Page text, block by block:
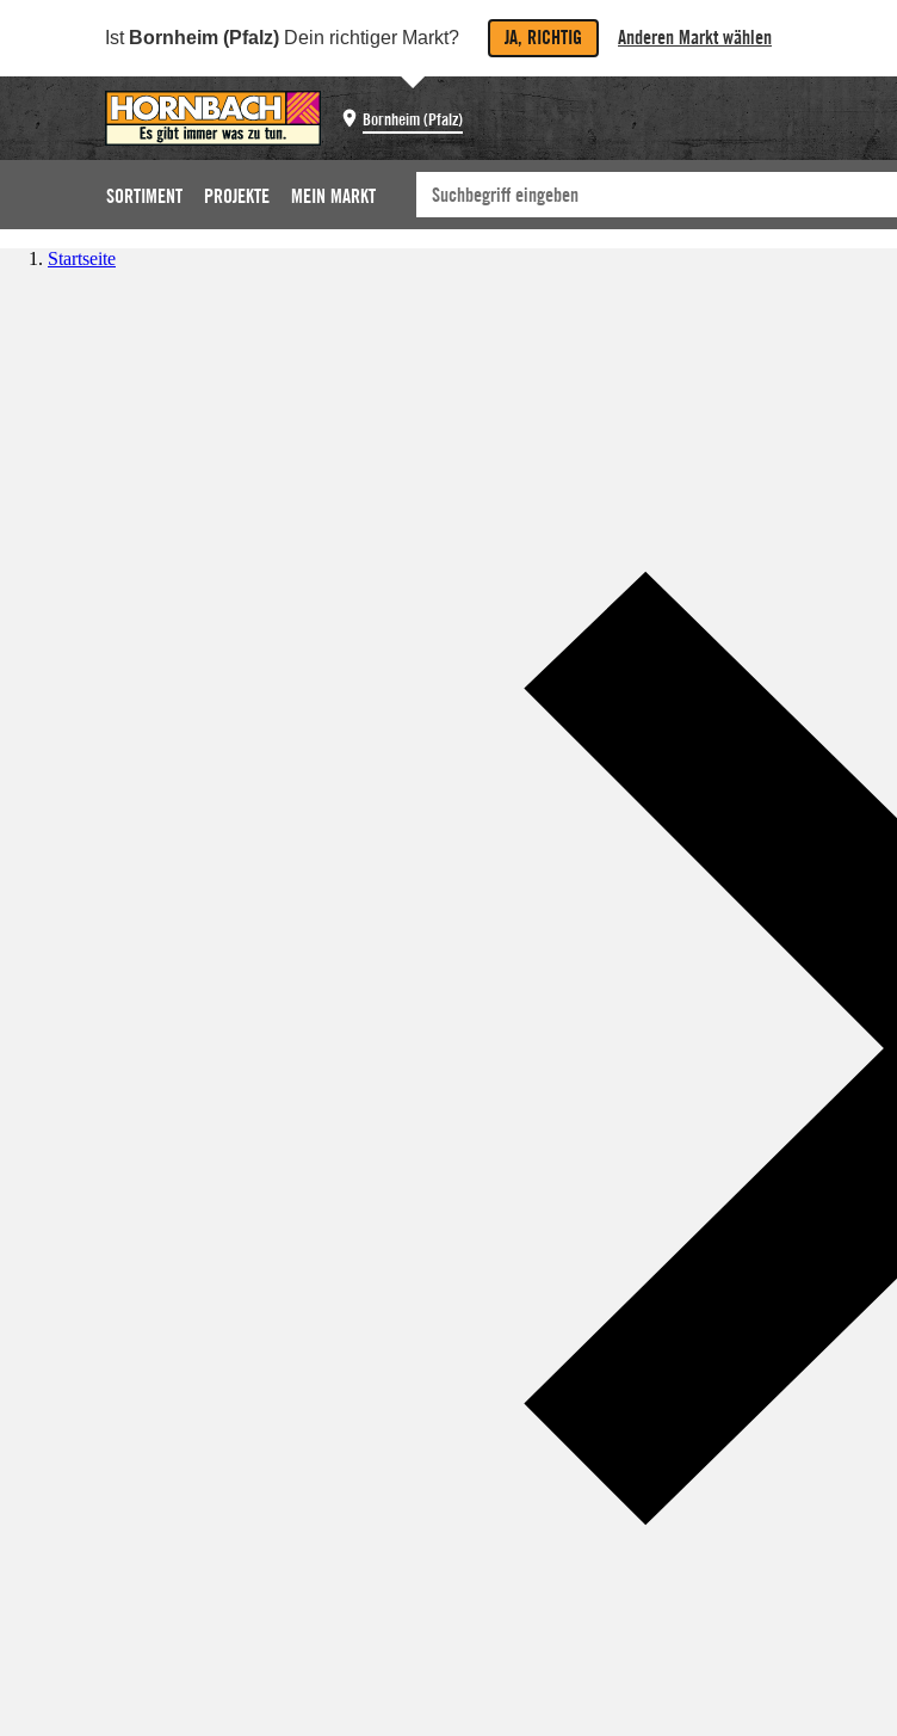
Ist Bornheim (Pfalz) Dein richtiger Markt? JA, RICHTIG Anderen Markt wählen
Bornheim (Pfalz)
SORTIMENT PROJEKTE MEIN MARKT
Startseite